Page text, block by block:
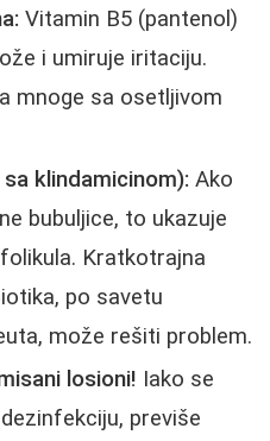
Vitamin B5 (pantenol)
i umiruje iritaciju.
mnoge sa osetljivom
klindamicinom): Ako
bubuljice, to ukazuje
Kratkotrajna
po savetu
može rešiti problem.
losioni! Iako se
previše